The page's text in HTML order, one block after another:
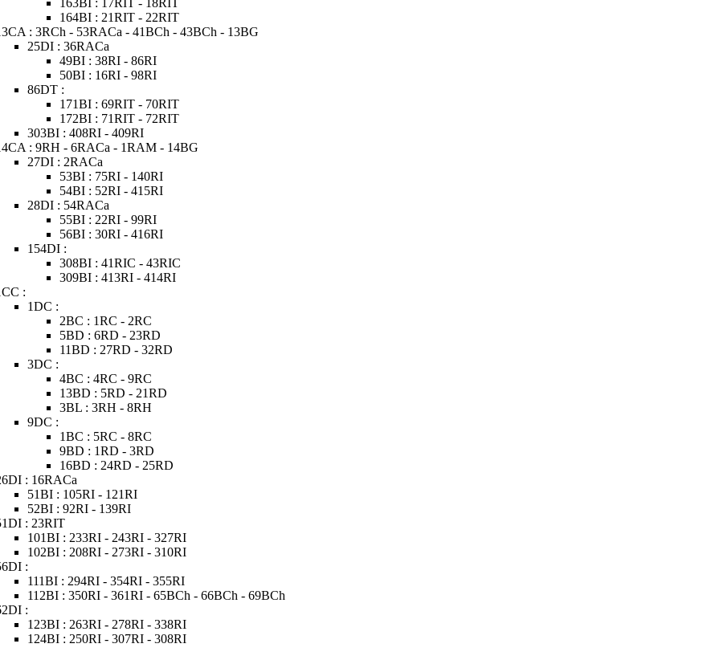
163BI : 17RIT - 18RIT
164BI : 21RIT - 22RIT
: 3RCh - 53RACa - 41BCh - 43BCh - 13BG
25DI : 36RACa
49BI : 38RI - 86RI
50BI : 16RI - 98RI
86DT :
171BI : 69RIT - 70RIT
172BI : 71RIT - 72RIT
303BI : 408RI - 409RI
: 9RH - 6RACa - 1RAM - 14BG
27DI : 2RACa
53BI : 75RI - 140RI
54BI : 52RI - 415RI
28DI : 54RACa
55BI : 22RI - 99RI
56BI : 30RI - 416RI
154DI :
308BI : 41RIC - 43RIC
309BI : 413RI - 414RI
:
1DC :
2BC : 1RC - 2RC
5BD : 6RD - 23RD
11BD : 27RD - 32RD
3DC :
4BC : 4RC - 9RC
13BD : 5RD - 21RD
3BL : 3RH - 8RH
9DC :
1BC : 5RC - 8RC
9BD : 1RD - 3RD
16BD : 24RD - 25RD
: 16RACa
51BI : 105RI - 121RI
52BI : 92RI - 139RI
: 23RIT
101BI : 233RI - 243RI - 327RI
102BI : 208RI - 273RI - 310RI
:
111BI : 294RI - 354RI - 355RI
112BI : 350RI - 361RI - 65BCh - 66BCh - 69BCh
:
123BI : 263RI - 278RI - 338RI
124BI : 250RI - 307RI - 308RI